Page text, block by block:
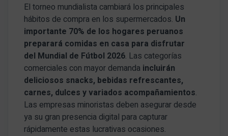
El torneo mundialista cambiará los principales
hábitos de compra en los supermercados. Un
importante 70% de los hogares peruanos
preparará comidas en casa para disfrutar
del Mundial de Fútbol 2026. Las categorías
comerciales con mayor demanda incluirán
deliciosos snacks, bebidas refrescantes,
carnes, dulces y variados acompañamientos.
Las empresas minoristas deben asegurar desde
ya su gran presencia digital para capturar
rápidamente estas lucrativas ocasiones.